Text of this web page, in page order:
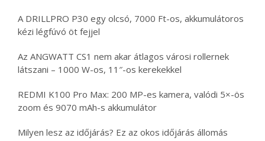
A DRILLPRO P30 egy olcsó, 7000 Ft-os, akkumulátoros
kézi légfúvó öt fejjel
Az ANGWATT CS1 nem akar átlagos városi rollernek
látszani – 1000 W-os, 11″-os kerekekkel
REDMI K100 Pro Max: 200 MP-es kamera, valódi 5×-ös
zoom és 9070 mAh-s akkumulátor
Milyen lesz az időjárás? Ez az okos időjárás állomás